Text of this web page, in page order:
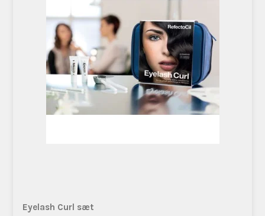
Eyelash Curl sæt